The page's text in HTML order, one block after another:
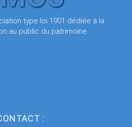
type loi 1901 dédiée à la
au public du patrimoine
: